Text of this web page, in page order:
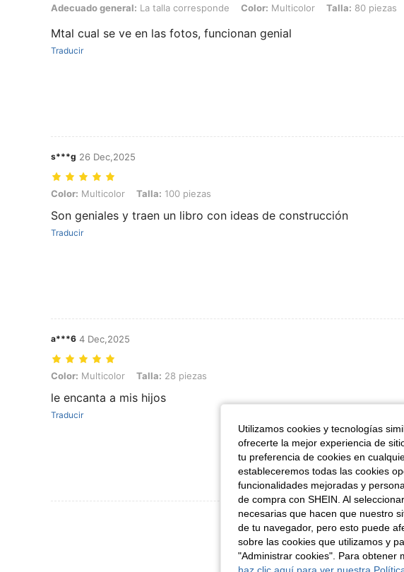
Adecuado general: La talla corresponde, Color: Multicolor, Talla: 80 piezas
Adecuado general: La talla corresponde Color: Multicolor Talla: 80 piezas
Mtal cual se ve en las fotos, funcionan genial
Traducir
s***g 26 Dec,2025
Color: Multicolor, Talla: 100 piezas
Color: Multicolor Talla: 100 piezas
Son geniales y traen un libro con ideas de construcción
Traducir
a***6 4 Dec,2025
Color: Multicolor, Talla: 28 piezas
Color: Multicolor Talla: 28 piezas
le encanta a mis hijos
Traducir
Ver Más Reseñas
Utilizamos cookies y tecnologías
ofrecerte la mejor experiencia de
tu preferencia de cookies en
estableceremos todas las cookies
funcionalidades mejoradas y
de compra con SHEIN. Al
necesarias que hacen que nuestro
de tu navegador, pero esto puede
sobre las cookies que utilizamos y
"Administrar cookies". Para obtener